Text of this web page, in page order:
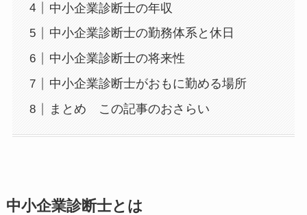
中小企業診断士の年収
中小企業診断士の勤務体系と休日
中小企業診断士の将来性
中小企業診断士がおもに勤める場所
まとめ この記事のおさらい
中小企業診断士とは